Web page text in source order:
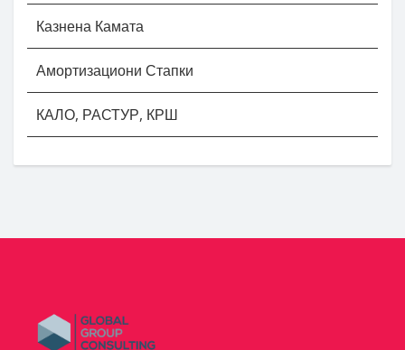
Казнена Камата
Амортизациони Стапки
КАЛО, РАСТУР, КРШ